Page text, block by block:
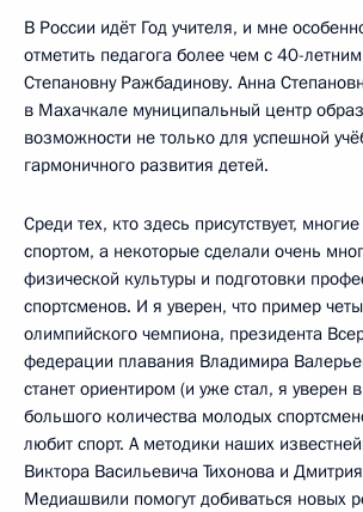
В России идёт Год учителя, и мне
отметить педагога более чем с 40-
Степановну Ражбадинову. Анна
в Махачкале муниципальный центр
возможности не только для успешной
гармоничного развития детей.
Среди тех, кто здесь присутствует,
спортом, а некоторые сделали очень
физической культуры и подготовки
спортсменов. И я уверен, что пример
олимпийского чемпиона, президента
федерации плавания Владимира
станет ориентиром (и уже стал, я уверен
большого количества молодых
любит спорт. А методики наших
Виктора Васильевича Тихонова и
Медиашвили помогут добиваться новых